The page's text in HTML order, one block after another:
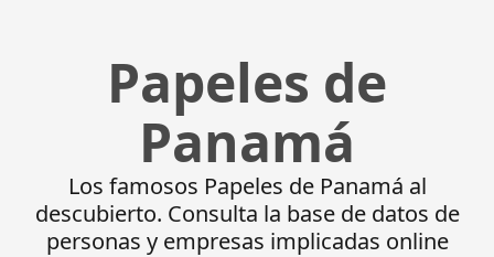
Papeles de
Panamá
Los famosos Papeles de Panamá al
descubierto. Consulta la base de datos de
personas y empresas implicadas online